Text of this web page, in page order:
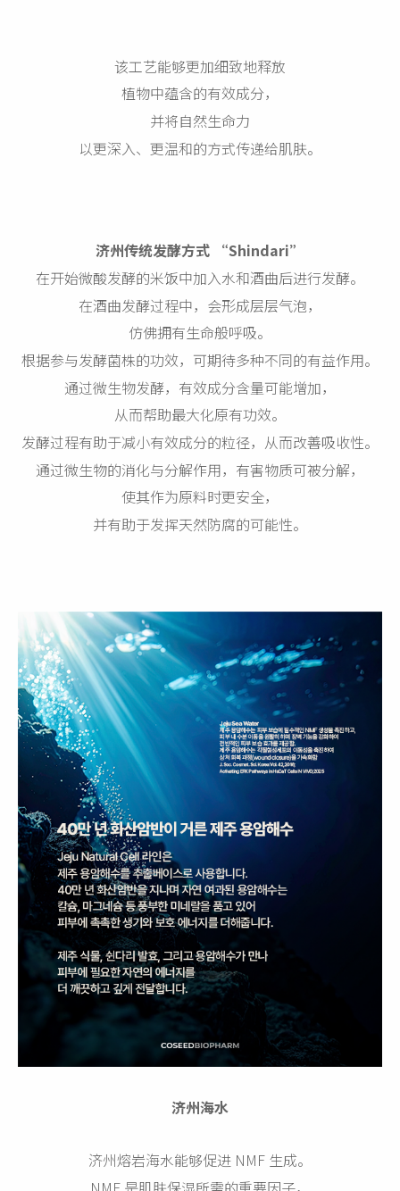
该工艺能够更加细致地释放
植物中蕴含的有效成分，
并将自然生命力
以更深入、更温和的方式传递给肌肤。
济州传统发酵方式 “Shindari”
在开始微酸发酵的米饭中加入水和酒曲后进行发酵。
在酒曲发酵过程中，会形成层层气泡，
仿佛拥有生命般呼吸。
根据参与发酵菌株的功效，可期待多种不同的有益作用。
通过微生物发酵，有效成分含量可能增加，
从而帮助最大化原有功效。
发酵过程有助于减小有效成分的粒径，从而改善吸收性。
通过微生物的消化与分解作用，有害物质可被分解，
使其作为原料时更安全，
并有助于发挥天然防腐的可能性。
济州海水
济州熔岩海水能够促进 NMF 生成。